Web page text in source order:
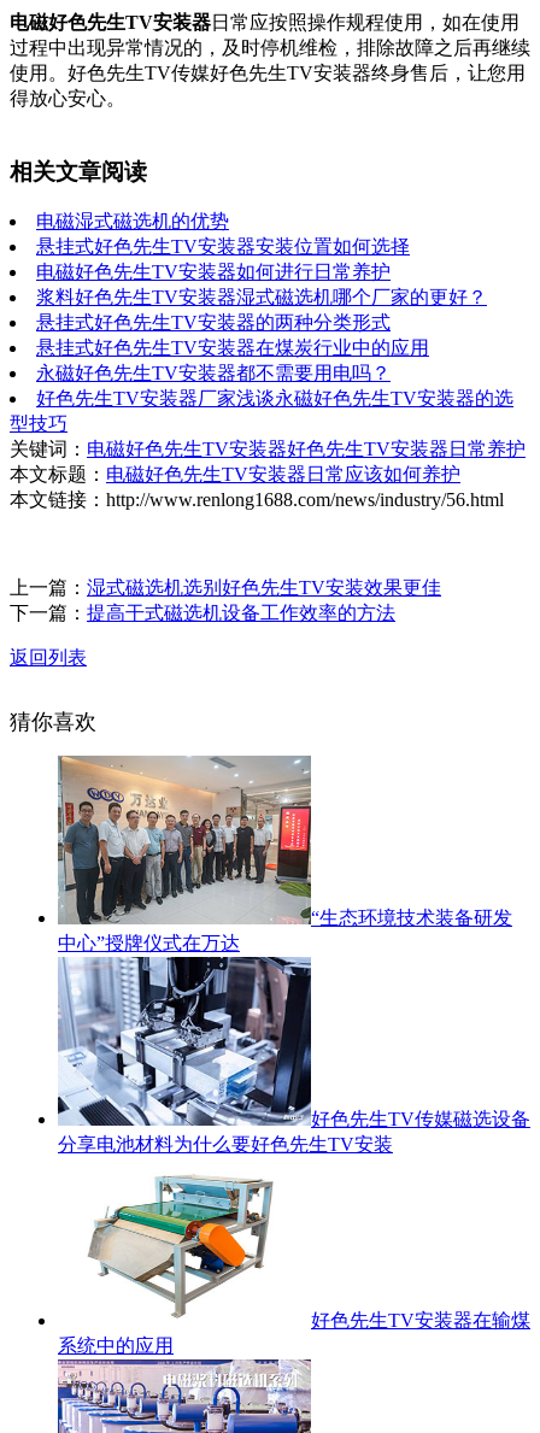
电磁好色先生TV安装器日常应按照操作规程使用，如在使用
过程中出现异常情况的，及时停机维检，排除故障之后再继续
使用。好色先生TV传媒好色先生TV安装器终身售后，让您用
得放心安心。
相关文章阅读
电磁湿式磁选机的优势
悬挂式好色先生TV安装器安装位置如何选择
电磁好色先生TV安装器如何进行日常养护
浆料好色先生TV安装器湿式磁选机哪个厂家的更好？
悬挂式好色先生TV安装器的两种分类形式
悬挂式好色先生TV安装器在煤炭行业中的应用
永磁好色先生TV安装器都不需要用电吗？
好色先生TV安装器厂家浅谈永磁好色先生TV安装器的选
型技巧
关键词： 电磁好色先生TV安装器好色先生TV安装器 日常养护
本文标题： 电磁好色先生TV安装器日常应该如何养护
本文链接：http://www.renlong1688.com/news/industry/56.html
上一篇： 湿式磁选机选别好色先生TV安装效果更佳
下一篇： 提高干式磁选机设备工作效率的方法
返回列表
猜你喜欢
“生态环境技术装备研发
中心”授牌仪式在万达
好色先生TV传媒磁选设备
分享电池材料为什么要好色先生TV安装
好色先生TV安装器在输煤
系统中的应用